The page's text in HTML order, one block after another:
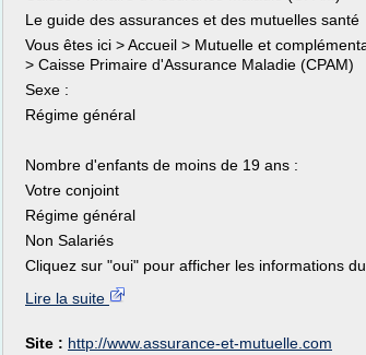
Le guide des assurances et des mutuelles santé
Vous êtes ici > Accueil > Mutuelle et
> Caisse Primaire d'Assurance Maladie (CPAM)
Sexe :
Régime général
Nombre d'enfants de moins de 19 ans :
Votre conjoint
Régime général
Non Salariés
Cliquez sur "oui" pour afficher les informations
Lire la suite
Site : http://www.assurance-et-mutuelle.com